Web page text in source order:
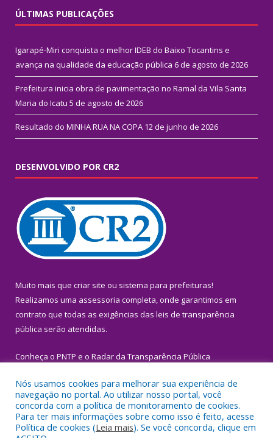
ÚLTIMAS PUBLICAÇÕES
Igarapé-Miri conquista o melhor IDEB do Baixo Tocantins e
avança na qualidade da educação pública 6 de agosto de 2026
Prefeitura inicia obra de pavimentação no Ramal da Vila Santa
Maria do Icatu 5 de agosto de 2026
Resultado do MINHA RUA NA COPA 12 de junho de 2026
DESENVOLVIDO POR CR2
Muito mais que criar site ou sistema para prefeituras!
Realizamos uma assessoria completa, onde garantimos em
contrato que todas as exigências das leis de transparência
pública serão atendidas.
Conheça o PNTP e o Radar da Transparência Pública
Todos os direitos reservados a Prefeitura Municipal de Igarapé-
Miri.
Nós usamos cookies para melhorar sua experiência de
navegação no portal. Ao utilizar nosso portal, você
concorda com a política de monitoramento de cookies.
Para ter mais informações sobre como isso é feito, acesse
Política de cookies (Leia mais). Se você concorda, clique em